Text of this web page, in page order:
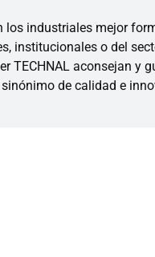
los industriales mejor
institucionales o del
TECHNAL aconsejan y
de calidad e